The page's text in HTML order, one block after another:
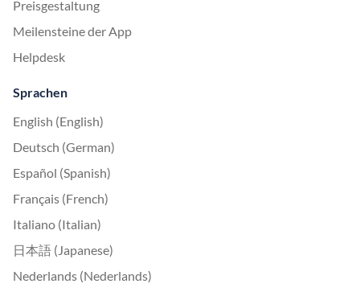
Preisgestaltung
Meilensteine der App
Helpdesk
Sprachen
English (English)
Deutsch (German)
Español (Spanish)
Français (French)
Italiano (Italian)
日本語 (Japanese)
Nederlands (Nederlands)